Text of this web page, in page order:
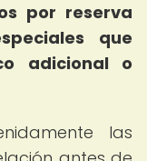
por reserva
que
adicional o
las